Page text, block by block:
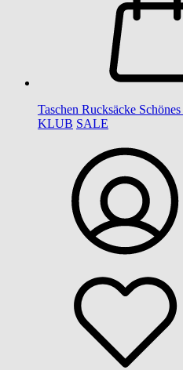
Taschen Rucksäcke Schönes
KLUB SALE